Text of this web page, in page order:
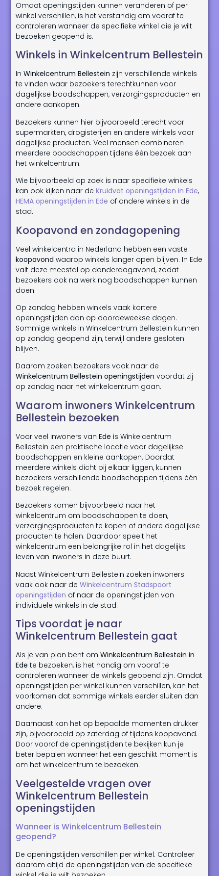
Omdat openingstijden kunnen veranderen of per
winkel verschillen, is het verstandig om vooraf te
controleren wanneer de specifieke winkel die je wilt
bezoeken geopend is.
Winkels in Winkelcentrum Bellestein
InWinkelcentrum Bellestein zijn verschillende winkels
te vinden waar bezoekers terechtkunnen voor
dagelijkse boodschappen, verzorgingsproducten en
andere aankopen.
Bezoekers kunnen hier bijvoorbeeld terecht voor
supermarkten, drogisterijen en andere winkels voor
dagelijkse producten. Veel mensen combineren
meerdere boodschappen tijdens één bezoek aan
het winkelcentrum.
Wie bijvoorbeeld op zoek is naar specifieke winkels
kan ook kijken naar deKruidvat openingstijden in Ede,
HEMA openingstijden in Ede of andere winkels in de
stad.
Koopavond en zondagopening
Veel winkelcentra in Nederland hebben een vaste
koopavond waarop winkels langer open blijven. In Ede
valt deze meestal op donderdagavond, zodat
bezoekers ook na werk nog boodschappen kunnen
doen.
Op zondag hebben winkels vaak kortere
openingstijden dan op doordeweekse dagen.
Sommige winkels in Winkelcentrum Bellestein kunnen
op zondag geopend zijn, terwijl andere gesloten
blijven.
Daarom zoeken bezoekers vaak naar de
Winkelcentrum Bellestein openingstijden voordat zij
op zondag naar het winkelcentrum gaan.
Waarom inwoners Winkelcentrum
Bellestein bezoeken
Voor veel inwoners vanEde is Winkelcentrum
Bellestein een praktische locatie voor dagelijkse
boodschappen en kleine aankopen. Doordat
meerdere winkels dicht bij elkaar liggen, kunnen
bezoekers verschillende boodschappen tijdens één
bezoek regelen.
Bezoekers komen bijvoorbeeld naar het
winkelcentrum om boodschappen te doen,
verzorgingsproducten te kopen of andere dagelijkse
producten te halen. Daardoor speelt het
winkelcentrum een belangrijke rol in het dagelijks
leven van inwoners in deze buurt.
Naast Winkelcentrum Bellestein zoeken inwoners
vaak ook naar deWinkelcentrum Stadspoort
openingstijden of naar de openingstijden van
individuele winkels in de stad.
Tips voordat je naar
Winkelcentrum Bellestein gaat
Als je van plan bent omWinkelcentrum Bellestein in
Ede te bezoeken, is het handig om vooraf te
controleren wanneer de winkels geopend zijn. Omdat
openingstijden per winkel kunnen verschillen, kan het
voorkomen dat sommige winkels eerder sluiten dan
andere.
Daarnaast kan het op bepaalde momenten drukker
zijn, bijvoorbeeld op zaterdag of tijdens koopavond.
Door vooraf de openingstijden te bekijken kun je
beter bepalen wanneer het een geschikt moment is
om het winkelcentrum te bezoeken.
Veelgestelde vragen over
Winkelcentrum Bellestein
openingstijden
Wanneer is Winkelcentrum Bellestein
geopend?
De openingstijden verschillen per winkel. Controleer
daarom altijd de openingstijden van de specifieke